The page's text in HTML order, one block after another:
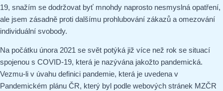
19, snažím se dodržovat byť mnohdy naprosto nesmyslná opatření,
ale jsem zásadně proti dalšímu prohlubování zákazů a omezování
individuální svobody.
Na počátku února 2021 se svět potýká již více než rok se situací
spojenou s COVID-19, která je nazývána jakožto pandemická.
Vezmu-li v úvahu definici pandemie, která je uvedena v
Pandemickém plánu ČR, který byl podle webových stránek MZČR